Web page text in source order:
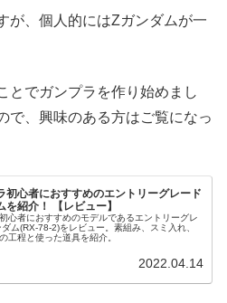
が、個人的にはZガンダムが一
とでガンプラを作り始めまし
で、興味のある方はご覧になっ
初心者におすすめのエントリーグレード
を紹介！ 【レビュー】
心者におすすめのモデルであるエントリーグレ
ム(RX-78-2)をレビュー。素組み、スミ入れ、
工程と使った道具を紹介。
2022.04.14